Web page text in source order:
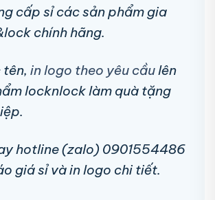
cấp sỉ các sản phẩm gia
chính hãng.
tên, in logo theo yêu cầu lên
locknlock làm quà tặng
hotline (zalo) 0901554486
giá sỉ và in logo chi tiết.